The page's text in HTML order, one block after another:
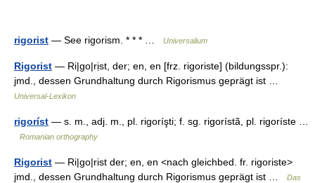
rigorist — See rigorism. * * * … Universalium
Rigorist — Ri|go|rịst, der; en, en [frz. rigoriste] (bildungsspr.):
jmd., dessen Grundhaltung durch Rigorismus geprägt ist …
Universal-Lexikon
rigoríst — s. m., adj. m., pl. rigoríşti; f. sg. rigorístã, pl. rigoríste …
Romanian orthography
Rigorist — Ri|go|rist der; en, en <nach gleichbed. fr. rigoriste>
jmd., dessen Grundhaltung durch Rigorismus geprägt ist …
Das